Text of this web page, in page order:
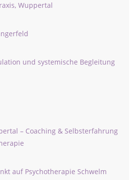
Wuppertal
und systemische Begleitung
– Coaching & Selbsterfahrung
auf Psychotherapie Schwelm